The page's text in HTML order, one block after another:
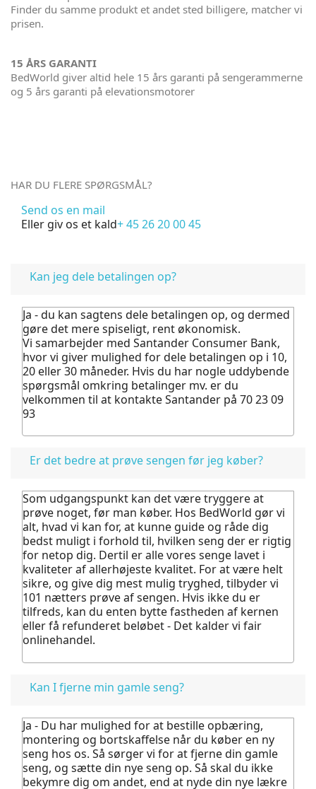
Finder du samme produkt et andet sted billigere, matcher vi
prisen.
15 ÅRS GARANTI
BedWorld giver altid hele 15 års garanti på sengerammerne
og 5 års garanti på elevationsmotorer
HAR DU FLERE SPØRGSMÅL?
Send os en mail
Eller giv os et kald+ 45 26 20 00 45
Kan jeg dele betalingen op?
Ja - du kan sagtens dele betalingen op, og dermed
gøre det mere spiseligt, rent økonomisk.
Vi samarbejder med Santander Consumer Bank,
hvor vi giver mulighed for dele betalingen op i 10,
20 eller 30 måneder. Hvis du har nogle uddybende
spørgsmål omkring betalinger mv. er du
velkommen til at kontakte Santander på 70 23 09
93
Er det bedre at prøve sengen før jeg køber?
Som udgangspunkt kan det være tryggere at
prøve noget, før man køber. Hos BedWorld gør vi
alt, hvad vi kan for, at kunne guide og råde dig
bedst muligt i forhold til, hvilken seng der er rigtig
for netop dig. Dertil er alle vores senge lavet i
kvaliteter af allerhøjeste kvalitet. For at være helt
sikre, og give dig mest mulig tryghed, tilbyder vi
101 nætters prøve af sengen. Hvis ikke du er
tilfreds, kan du enten bytte fastheden af kernen
eller få refunderet beløbet - Det kalder vi fair
onlinehandel.
Kan I fjerne min gamle seng?
Ja - Du har mulighed for at bestille opbæring,
montering og bortskaffelse når du køber en ny
seng hos os. Så sørger vi for at fjerne din gamle
seng, og sætte din nye seng op. Så skal du ikke
bekymre dig om andet, end at nyde din nye lækre